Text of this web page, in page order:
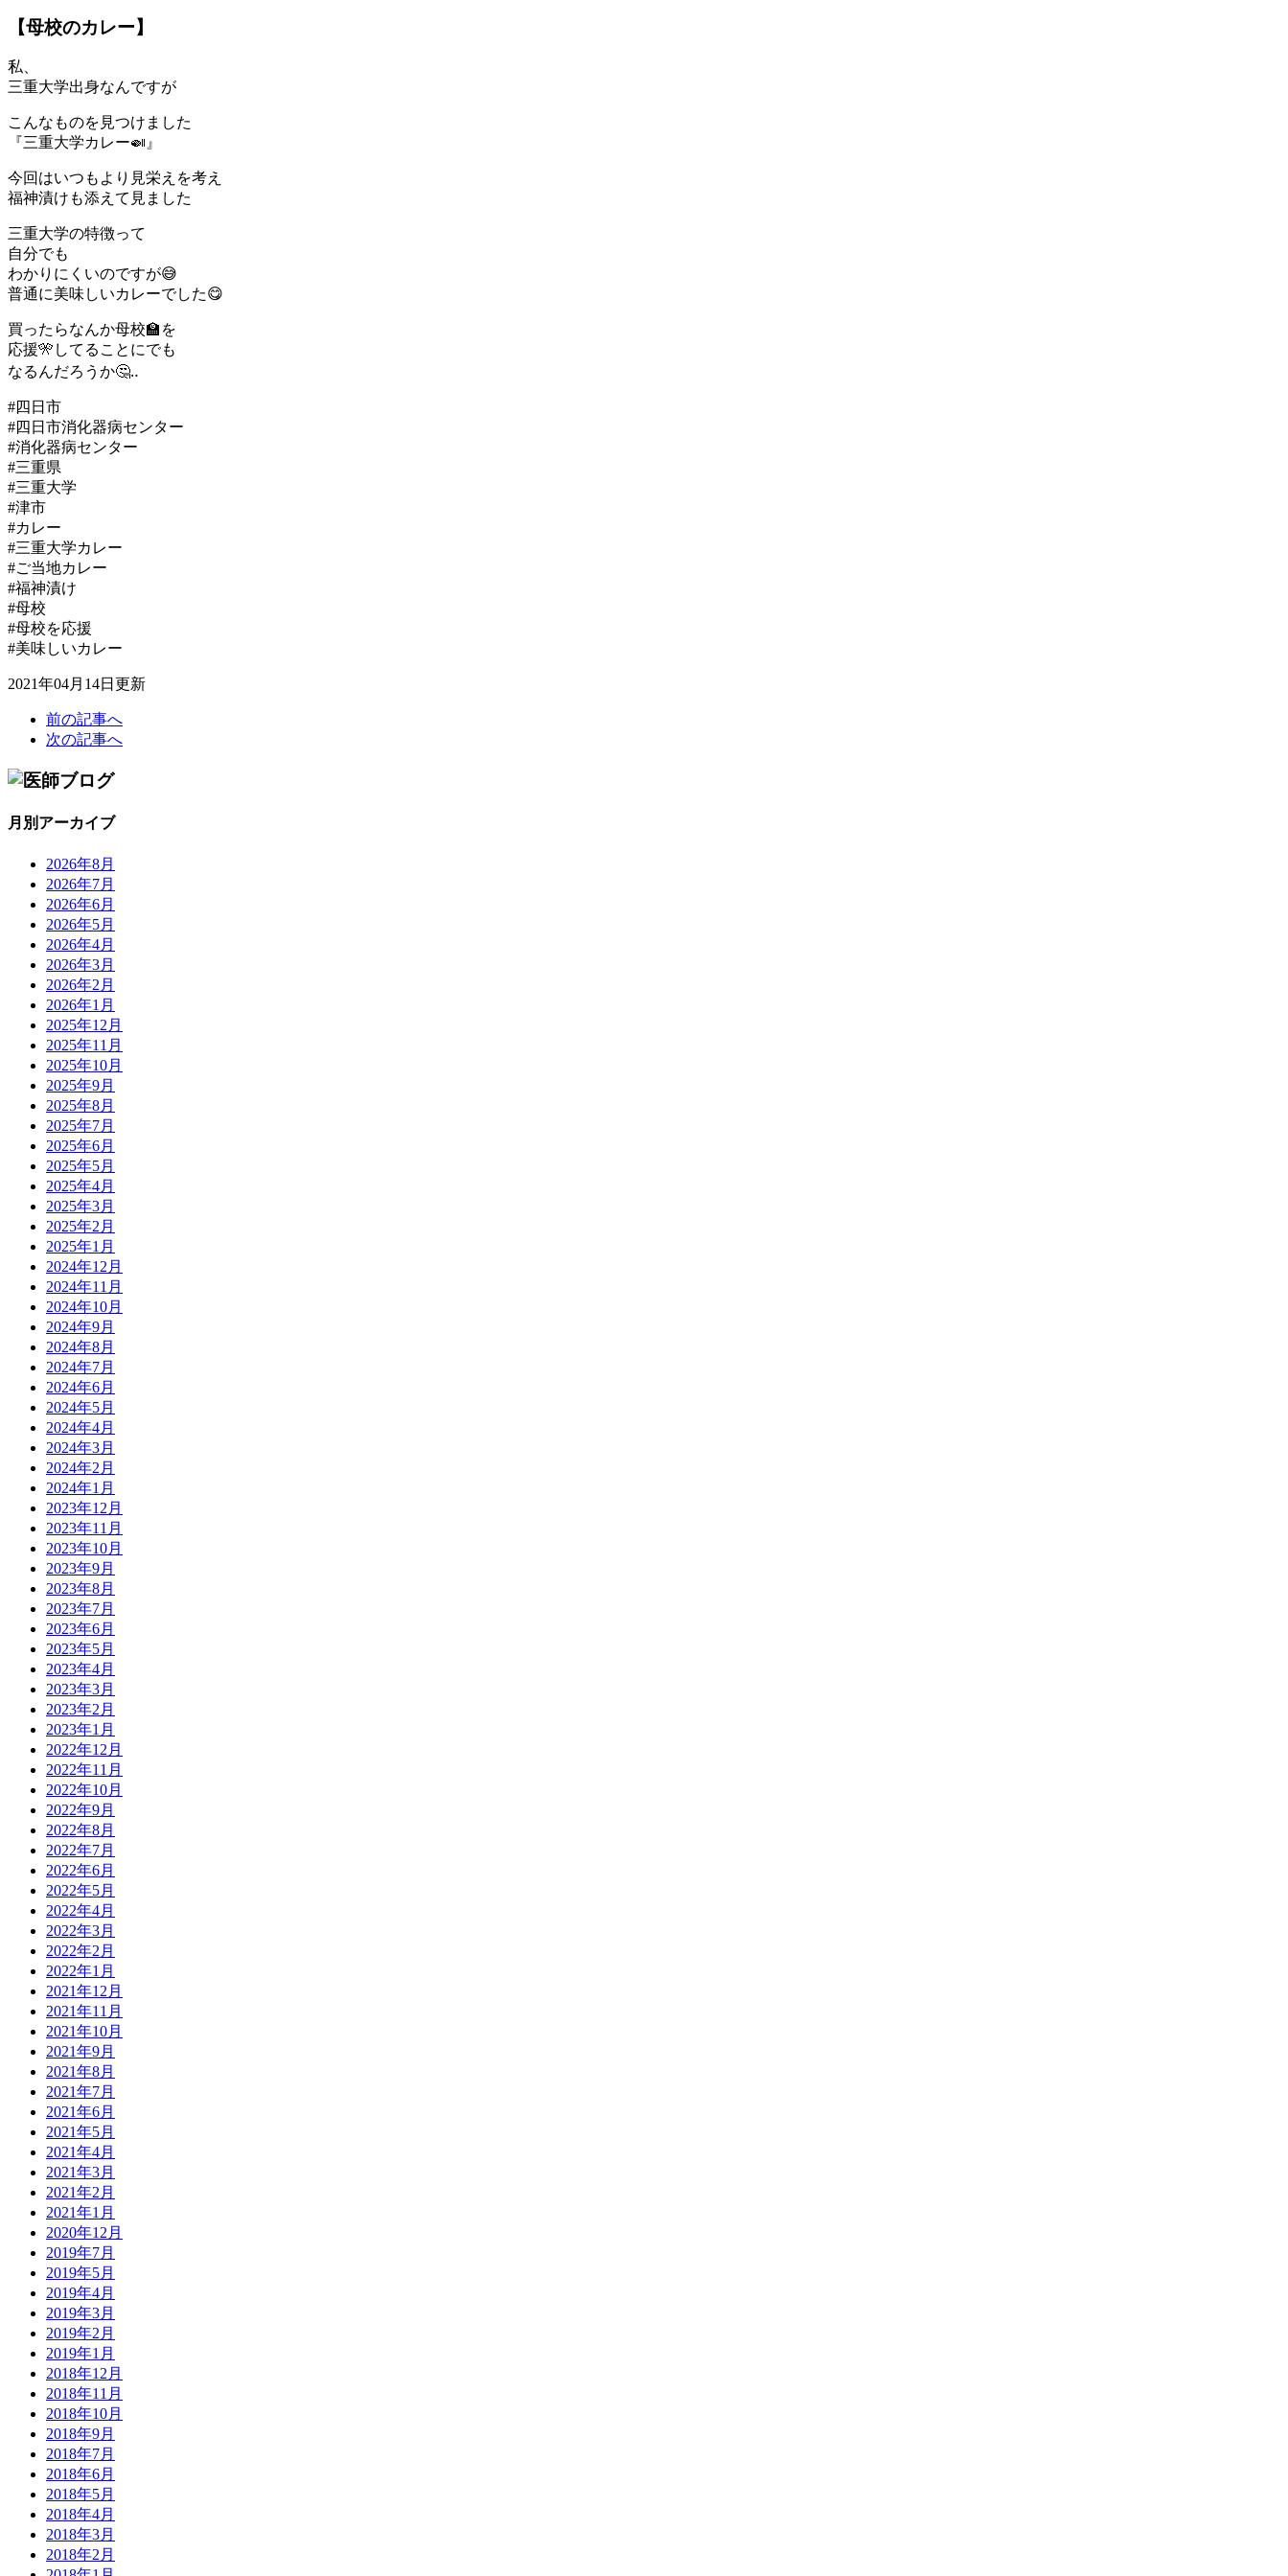
【母校のカレー】
私、
三重大学出身なんですが
こんなものを見つけました
『三重大学カレー🍛』
今回はいつもより見栄えを考え
福神漬けも添えて見ました
三重大学の特徴って
自分でも
わかりにくいのですが😅
普通に美味しいカレーでした😋
買ったらなんか母校🏫を
応援🎌してることにでも
なるんだろうか🤔‥
#四日市
#四日市消化器病センター
#消化器病センター
#三重県
#三重大学
#津市
#カレー
#三重大学カレー
#ご当地カレー
#福神漬け
#母校
#母校を応援
#美味しいカレー
2021年04月14日更新
前の記事へ
次の記事へ
月別アーカイブ
2026年8月
2026年7月
2026年6月
2026年5月
2026年4月
2026年3月
2026年2月
2026年1月
2025年12月
2025年11月
2025年10月
2025年9月
2025年8月
2025年7月
2025年6月
2025年5月
2025年4月
2025年3月
2025年2月
2025年1月
2024年12月
2024年11月
2024年10月
2024年9月
2024年8月
2024年7月
2024年6月
2024年5月
2024年4月
2024年3月
2024年2月
2024年1月
2023年12月
2023年11月
2023年10月
2023年9月
2023年8月
2023年7月
2023年6月
2023年5月
2023年4月
2023年3月
2023年2月
2023年1月
2022年12月
2022年11月
2022年10月
2022年9月
2022年8月
2022年7月
2022年6月
2022年5月
2022年4月
2022年3月
2022年2月
2022年1月
2021年12月
2021年11月
2021年10月
2021年9月
2021年8月
2021年7月
2021年6月
2021年5月
2021年4月
2021年3月
2021年2月
2021年1月
2020年12月
2019年7月
2019年5月
2019年4月
2019年3月
2019年2月
2019年1月
2018年12月
2018年11月
2018年10月
2018年9月
2018年7月
2018年6月
2018年5月
2018年4月
2018年3月
2018年2月